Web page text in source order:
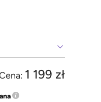
1 199 zł